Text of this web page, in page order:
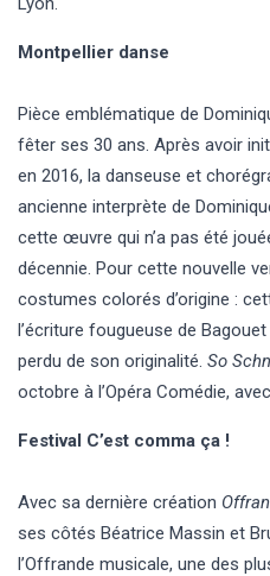
Montpellier danse
Pièce emblématique de
fêter ses 30 ans. Après avoir
en 2016, la danseuse et
ancienne interprète de
cette œuvre qui n’a pas été
décennie. Pour cette nouvelle
costumes colorés d’origine :
l’écriture fougueuse de
perdu de son originalité. So
octobre à l’Opéra Comédie,
Festival C’est comma ça !
Avec sa dernière création
ses côtés Béatrice Massin et
l’Offrande musicale, une des